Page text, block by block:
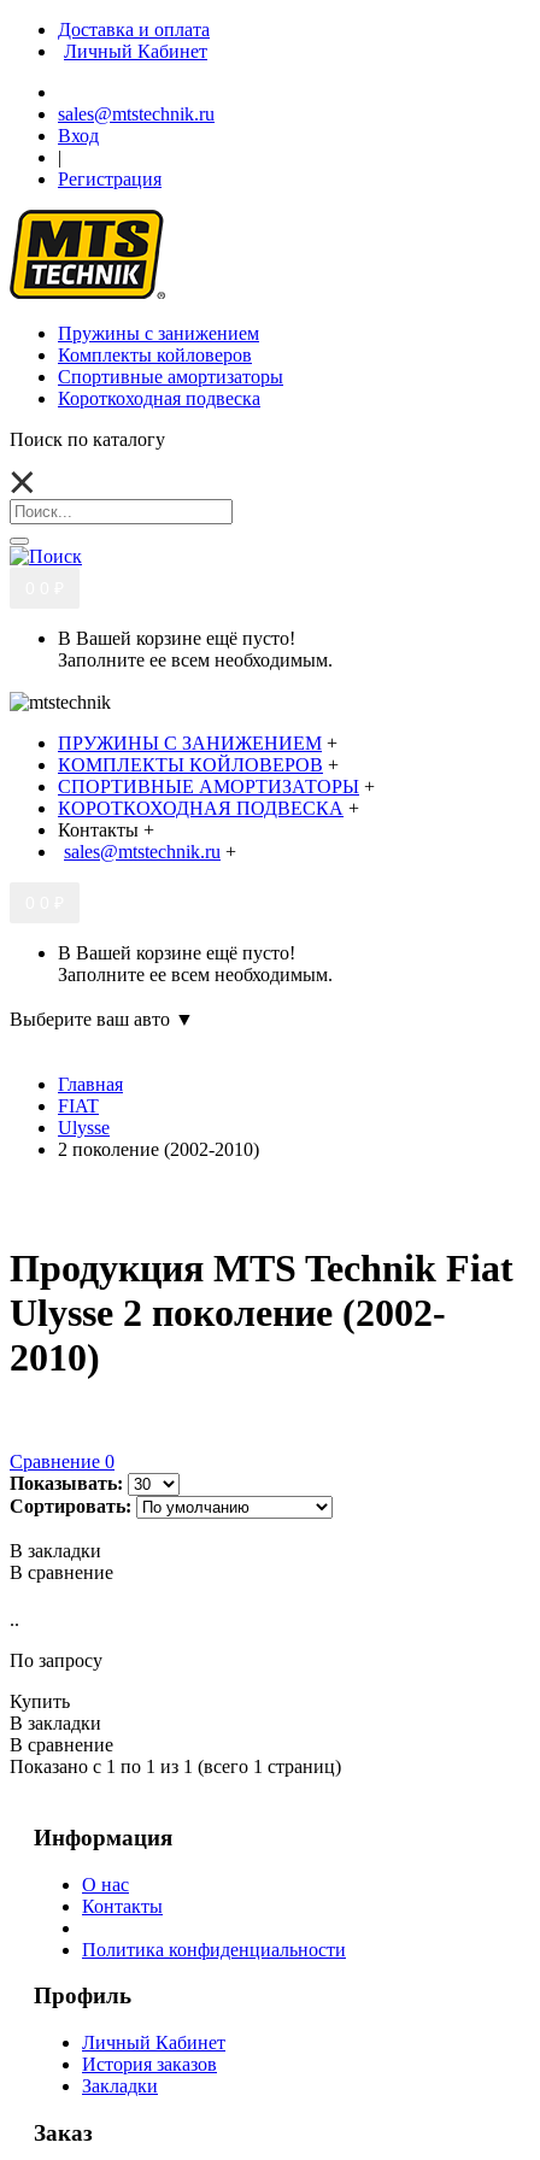
Доставка и оплата
Личный Кабинет
sales@mtstechnik.ru
Вход
|
Регистрация
Пружины с занижением
Комплекты койловеров
Спортивные амортизаторы
Короткоходная подвеска
Поиск по каталогу
В Вашей корзине ещё пусто!
Заполните ее всем необходимым.
ПРУЖИНЫ С ЗАНИЖЕНИЕМ +
КОМПЛЕКТЫ КОЙЛОВЕРОВ +
СПОРТИВНЫЕ АМОРТИЗАТОРЫ +
КОРОТКОХОДНАЯ ПОДВЕСКА +
Контакты +
sales@mtstechnik.ru +
В Вашей корзине ещё пусто!
Заполните ее всем необходимым.
Выберите ваш авто ▼
Главная
FIAT
Ulysse
2 поколение (2002-2010)
Продукция MTS Technik Fiat
Ulysse 2 поколение (2002-
2010)
Сравнение 0
Показывать:
Сортировать:
В закладки
В сравнение
..
По запросу
Купить
В закладки
В сравнение
Показано с 1 по 1 из 1 (всего 1 страниц)
Информация
О нас
Контакты
Политика конфиденциальности
Профиль
Личный Кабинет
История заказов
Закладки
Заказ